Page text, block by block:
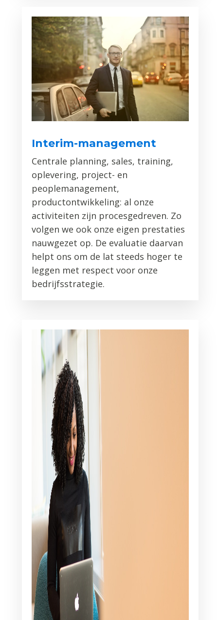
Interim-management
Centrale planning, sales, training,
oplevering, project- en
peoplemanagement,
productontwikkeling: al onze
activiteiten zijn procesgedreven. Zo
volgen we ook onze eigen prestaties
nauwgezet op. De evaluatie daarvan
helpt ons om de lat steeds hoger te
leggen met respect voor onze
bedrijfsstrategie.